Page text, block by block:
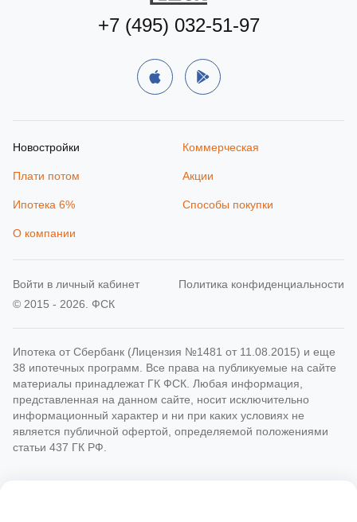
+7 (495) 032-51-97
Новостройки Коммерческая
Плати потом Акции
Ипотека 6% Способы покупки
О компании
© 2015 - 2026. ФСК
Политика конфиденциальности
Ипотека от Сбербанк (Лицензия №1481 от 11.08.2015) и еще
38 ипотечных программ. Все права на публикуемые на сайте
материалы принадлежат ГК ФСК. Любая информация,
представленная на данном сайте, носит исключительно
информационный характер и ни при каких условиях не
является публичной офертой, определяемой положениями
статьи 437 ГК РФ.
Войти в личный кабинет